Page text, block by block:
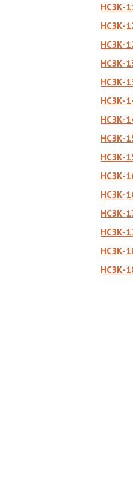
НСЗК-
НСЗК-
НСЗК-
НСЗК-
НСЗК-
НСЗК-
НСЗК-
НСЗК-
НСЗК-
НСЗК-
НСЗК-
НСЗК-
НСЗК-
НСЗК-
НСЗК-